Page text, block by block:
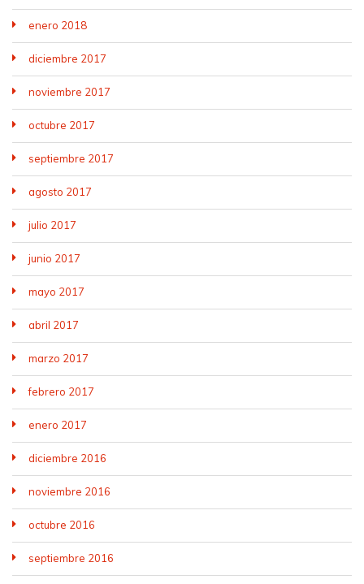
enero 2018
diciembre 2017
noviembre 2017
octubre 2017
septiembre 2017
agosto 2017
julio 2017
junio 2017
mayo 2017
abril 2017
marzo 2017
febrero 2017
enero 2017
diciembre 2016
noviembre 2016
octubre 2016
septiembre 2016